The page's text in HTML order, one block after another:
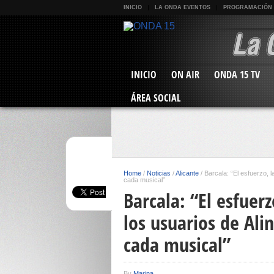
INICIO LA ONDA EVENTOS PROGRAMACIÓN
INICIO ON AIR
ONDA 15 TV
ÁREA SOCIAL
Home / Noticias /Alicante / Barcala: “El esfuerzo,
cada musical”
Barcala: “El
los usuarios de
cada musical”